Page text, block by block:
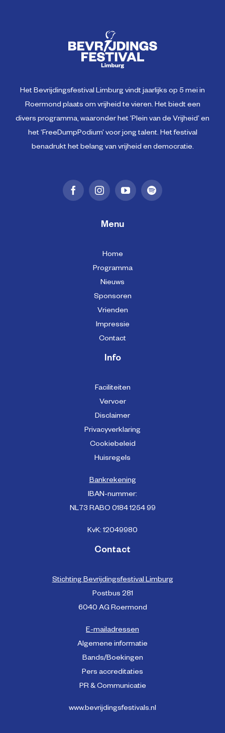
Het Bevrijdingsfestival Limburg vindt jaarlijks op 5 mei in
Roermond plaats om vrijheid te vieren. Het biedt een
divers programma, waaronder het ‘Plein van de Vrijheid’ en
het ‘FreeDumpPodium’ voor jong talent. Het festival
benadrukt het belang van vrijheid en democratie.
Menu
Home
Programma
Nieuws
Sponsoren
Vrienden
Impressie
Contact
Info
Faciliteiten
Vervoer
Disclaimer
Privacyverklaring
Cookiebeleid
Huisregels
Bankrekening
IBAN-nummer:
NL73 RABO 0184 1254 99
KvK: 12049980
Contact
Stichting Bevrijdingsfestival Limburg
Postbus 281
6040 AG Roermond
E-mailadressen
Algemene informatie
Bands/Boekingen
Pers accreditaties
PR & Communicatie
www.bevrijdingsfestivals.nl